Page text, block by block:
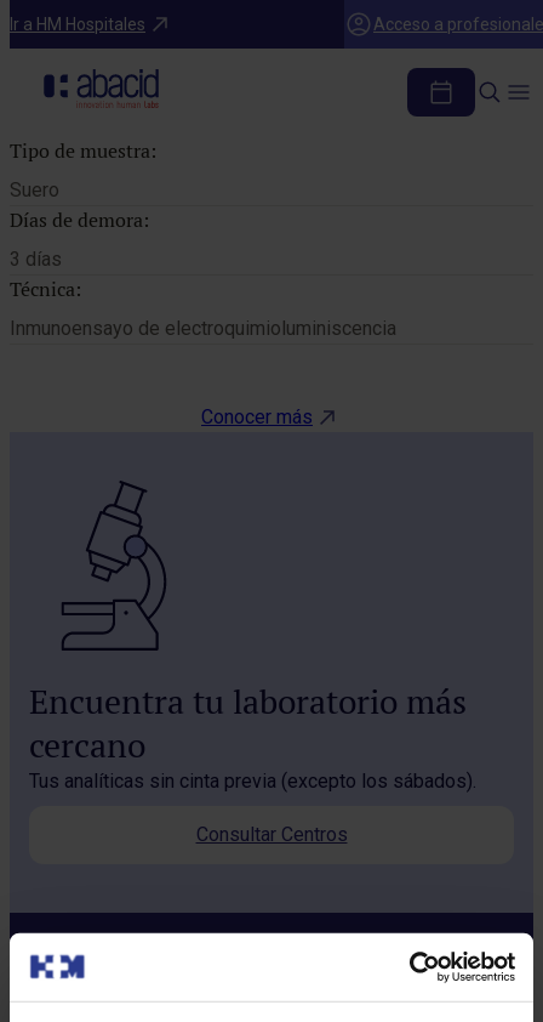
Ir a HM Hospitales Acceso a
Catálogo de pruebas
T4 TOTAL
Tipo de muestra:
Suero
Días de demora:
3 días
Técnica:
Inmunoensayo de electroquimioluminiscencia
Conocer más
Encuentra tu laboratorio más
cercano
Tus analíticas sin cinta previa (excepto los sábados).
Consultar Centros